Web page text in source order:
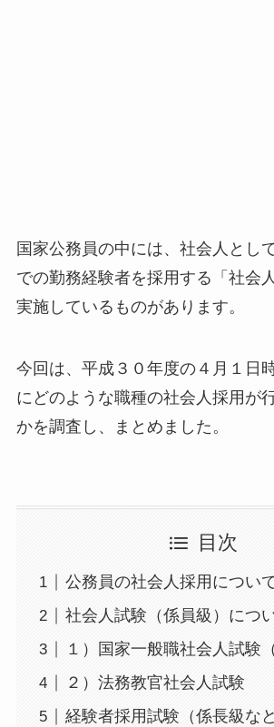
国家公務員の中には、社会人とし
での勤務経験者を採用する「社会
実施しているものがあります。
今回は、平成３０年度の４月１日
にどのような職種の社会人採用が
かを調査し、まとめました。
目次
公務員の社会人採用につい
社会人試験（係員級）につ
１）国家一般職社会人試験
２）法務教官社会人試験
経験者採用試験（係長級など